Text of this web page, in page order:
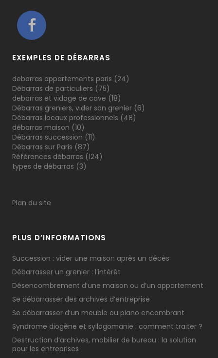
EXEMPLES DE DÉBARRAS
debarras appartements paris (24)
Débarras de particuliers (75)
debarras et vidage de cave (18)
Débarras greniers, vider son grenier (6)
Débarras locaux professionnels (48)
débarras maison (10)
Débarras succession (11)
Débarras sur Paris (87)
Références débarras (124)
types de débarras (3)
Plan du site
PLUS D’INFORMATIONS
Succession : vider une maison après un décès
Débarrasser un grenier : l’intérêt
Désencombrement d’une maison ou d’un appartement
Se débarrasser des archives d’entreprise
Se débarrasser d’un meuble ou piano encombrant
Syndrome diogène et syllogomanie : comment traiter ?
Destruction d’archives, mobilier de bureau : la solution
pour les entreprises